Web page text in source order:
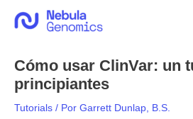
Cómo usar ClinVar: un
principiantes
Tutorials / Por Garrett Dunlap, B.S.